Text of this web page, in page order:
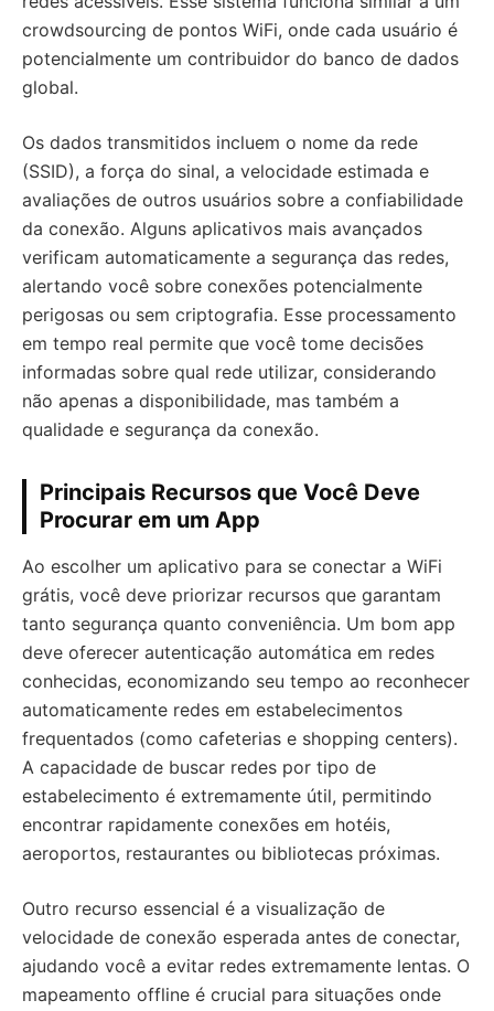
crowdsourcing de pontos WiFi, onde cada usuário é
potencialmente um contribuidor do banco de dados
global.
Os dados transmitidos incluem o nome da rede
(SSID), a força do sinal, a velocidade estimada e
avaliações de outros usuários sobre a confiabilidade
da conexão. Alguns aplicativos mais avançados
verificam automaticamente a segurança das redes,
alertando você sobre conexões potencialmente
perigosas ou sem criptografia. Esse processamento
em tempo real permite que você tome decisões
informadas sobre qual rede utilizar, considerando
não apenas a disponibilidade, mas também a
qualidade e segurança da conexão.
Principais Recursos que Você Deve
Procurar em um App
Ao escolher um aplicativo para se conectar a WiFi
grátis, você deve priorizar recursos que garantam
tanto segurança quanto conveniência. Um bom app
deve oferecer autenticação automática em redes
conhecidas, economizando seu tempo ao reconhecer
automaticamente redes em estabelecimentos
frequentados (como cafeterias e shopping centers).
A capacidade de buscar redes por tipo de
estabelecimento é extremamente útil, permitindo
encontrar rapidamente conexões em hotéis,
aeroportos, restaurantes ou bibliotecas próximas.
Outro recurso essencial é a visualização de
velocidade de conexão esperada antes de conectar,
ajudando você a evitar redes extremamente lentas. O
mapeamento offline é crucial para situações onde